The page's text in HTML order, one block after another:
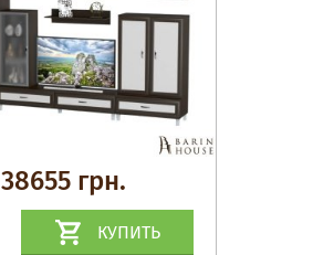
38655 грн.
КУПИТЬ